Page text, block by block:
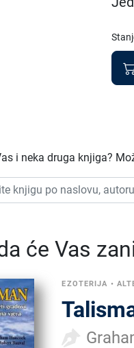
i neka druga knjiga?
će Vas
EZOTERIJA •